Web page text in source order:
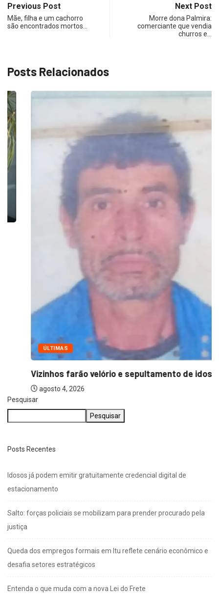
Previous Post
Mãe, filha e um cachorro
são encontrados mortos…
Next Post
Morre dona Palmira:
comerciante que vendia
churros e…
Posts Relacionados
ÚLTIMAS
Vizinhos farão velório e sepultamento de idoso...
agosto 4, 2026
Pesquisar
Pesquisar
Posts Recentes
Idosos já podem emitir gratuitamente credencial digital de
estacionamento
Salto: forças policiais se mobilizam para prender procurado pela
justiça
Queda dos empregos formais em Itu reflete cenário econômico e
desafia setores estratégicos
Entenda o que muda com a nova Lei do Frete